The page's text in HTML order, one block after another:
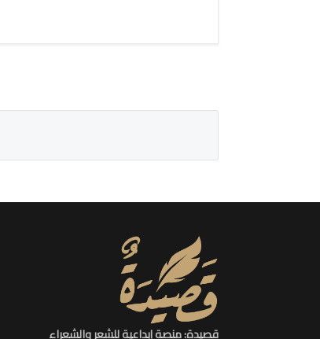
قصيدة: منصة إبداعية للشعر والشعراء